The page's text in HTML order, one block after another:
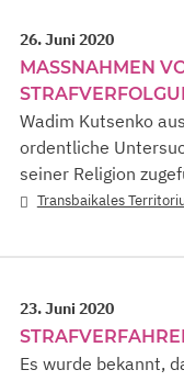
26. Juni 2020
MASSNAHMEN
Wadim Kutsenko
ordentliche
seiner Religion
Transbaikales
23. Juni 2020
Es wurde bekannt,